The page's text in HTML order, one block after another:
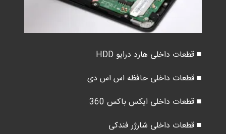
■ قطعات داخلی هارد درایو HDD
■ قطعات داخلی حافظه اس اس دی
■ قطعات داخلی ایکس باکس 360
■ قطعات داخلی شارژر فندکی